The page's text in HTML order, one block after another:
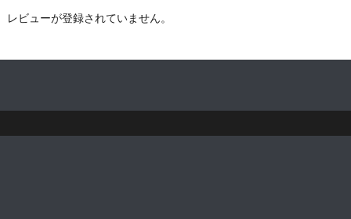
レビューが登録されていません。